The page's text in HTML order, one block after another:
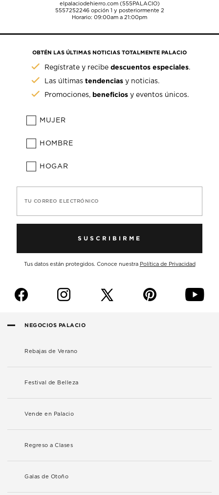
elpalaciodehierro.com (555PALACIO)
5557252246opción 1 y posteriormente 2
Horario: 09:00am a 21:00pm
OBTÉN LAS ÚLTIMAS NOTICIAS TOTALMENTE PALACIO
Regístrate y recibedescuentos especiales.
Las últimastendencias y noticias.
Promociones, beneficios y eventos únicos.
MUJER
HOMBRE
HOGAR
TU CORREO ELECTRÓNICO
SUSCRIBIRME
Tus datos están protegidos. Conoce nuestra Política de Privacidad
f i p y
NEGOCIOS PALACIO
Rebajas de Verano
Festival de Belleza
Vende en Palacio
Regreso a Clases
Galas de Otoño